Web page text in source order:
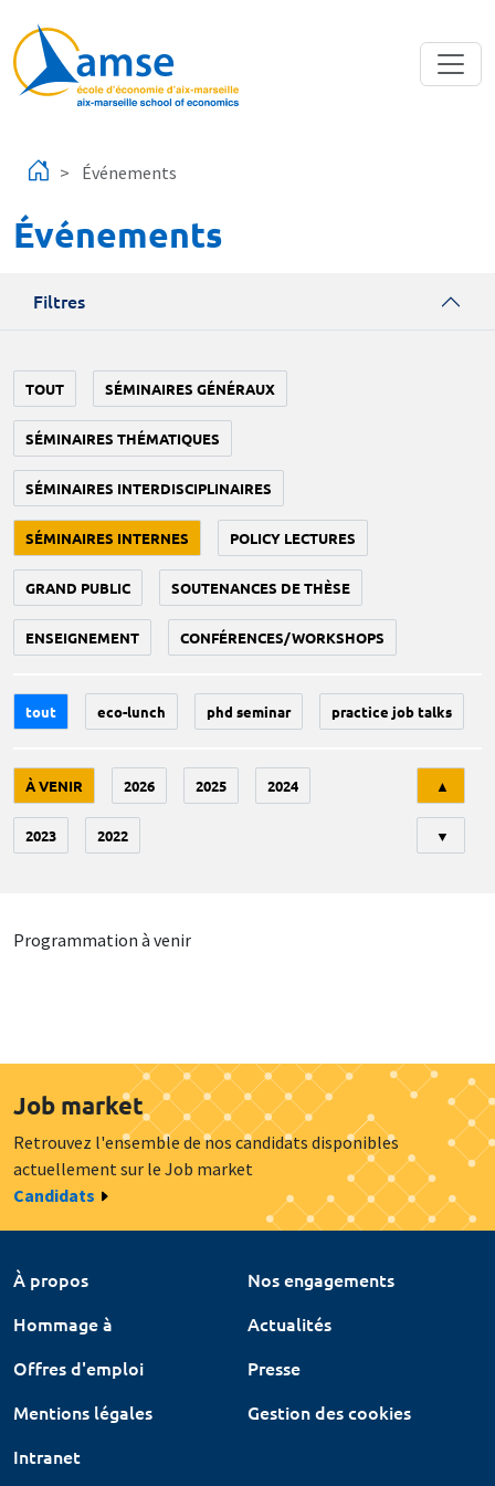
Événements
Événements
Filtres
TOUT SÉMINAIRES GÉNÉRAUX
SÉMINAIRES THÉMATIQUES
SÉMINAIRES INTERDISCIPLINAIRES
SÉMINAIRES INTERNES POLICY LECTURES
GRAND PUBLIC SOUTENANCES DE THÈSE
ENSEIGNEMENT CONFÉRENCES/WORKSHOPS
tout eco-lunch phd seminar practice job talks
À VENIR 2026 2025 2024
2023 2022
▲
▼
Programmation à venir
Job market
Retrouvez l'ensemble de nos candidats disponibles
actuellement sur le Job market
Candidats
À propos
Nos engagements
Hommage à
Actualités
Offres d'emploi
Presse
Mentions légales
Gestion des cookies
Intranet